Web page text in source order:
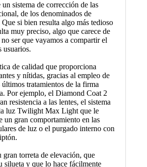
sistema de corrección de las
de los denominados de
si bien resulta algo más tedioso
muy preciso, algo que carece de
ser que vayamos a compartir el
usuarios.
de calidad que proporciona
y nítidas, gracias al empleo de
tratamientos de la firma
Por ejemplo, el Diamond Coat 2
resistencia a las lentes, el sistema
luz Twilight Max Light que le
un gran comportamiento en las
de luz o el purgado interno con
gran torreta de elevación, que
silueta y que lo hace fácilmente